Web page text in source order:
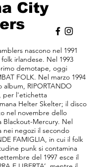
City
nascono nel 1991
irlandese. Nel 1993
demotape, oggi
FOLK. Nel marzo 1994
RIPORTANDO
per l'etichetta
Helter Skelter; il disco
nel novembre dello
Blackout-Mercury. Nel
nei negozi il secondo
FAMIGLIA, in cui il folk
punk si contamina
del 1997 esce il